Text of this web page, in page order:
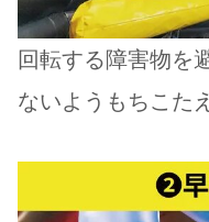
回転する障害物を
ないようもちこた